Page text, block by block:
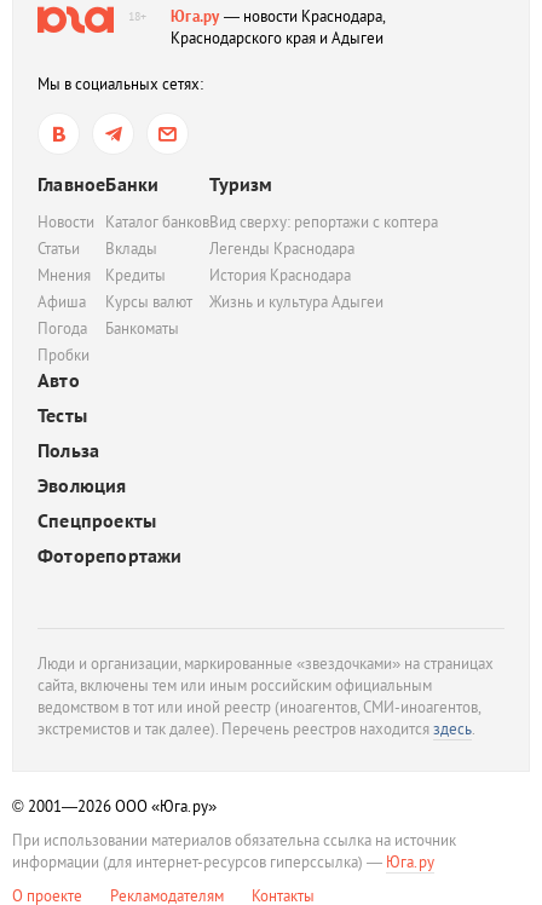
18+ Юга.ру— новости Краснодара,
Краснодарского края и Адыгеи
Мы в социальных сетях:
Главное
Новости
Статьи
Мнения
Афиша
Погода
Пробки
Банки
Каталог банков
Вклады
Кредиты
Курсы валют
Банкоматы
Туризм
Вид сверху: репортажи с коптера
Легенды Краснодара
История Краснодара
Жизнь и культура Адыгеи
Авто
Тесты
Польза
Эволюция
Спецпроекты
Фоторепортажи
Люди и организации, маркированные «звездочками» на страницах
сайта, включены тем или иным российским официальным
ведомством в тот или иной реестр (иноагентов, СМИ-иноагентов,
экстремистов и так далее). Перечень реестров находитсяздесь.
© 2001—2026ООО «Юга.ру»
При использовании материалов обязательна ссылка на источник
информации (для интернет-ресурсов гиперссылка) — Юга.ру
О проекте
Рекламодателям Контакты